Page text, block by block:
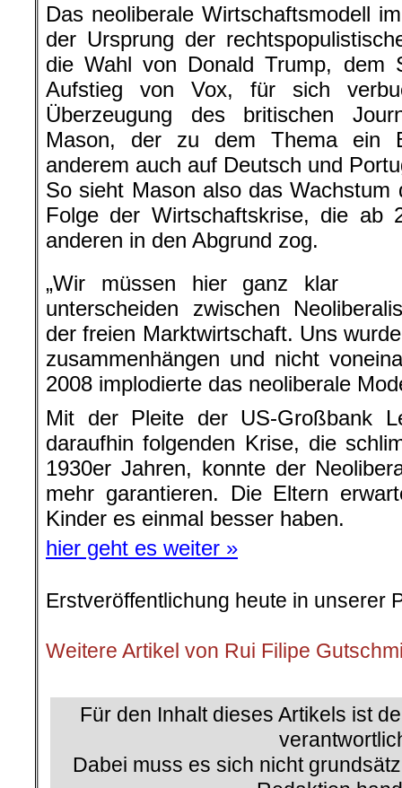
Das neoliberale Wirtschaftsmodell
der Ursprung der
die Wahl von Donald Trump, dem
Aufstieg von Vox, für sich
Überzeugung des britischen
Mason, der zu dem Thema ein
anderem auch auf Deutsch und
So sieht Mason also das Wachstum
Folge der Wirtschaftskrise, die ab
anderen in den Abgrund zog.
„Wir müssen hier ganz klar
unterscheiden zwischen
der freien Marktwirtschaft. Uns
zusammenhängen und nicht
2008 implodierte das neoliberale
Mit der Pleite der US-Großbank
daraufhin folgenden Krise, die
1930er Jahren, konnte der
mehr garantieren. Die Eltern
Kinder es einmal besser haben.
hier geht es weiter »
Erstveröffentlichung heute in unserer
Weitere Artikel von Rui Filipe
Für den Inhalt dieses Artikels ist
Dabei muss es sich nicht